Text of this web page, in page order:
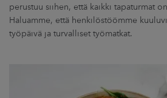
perustuu siihen, että kaikki tapaturmat
Haluamme, että henkilöstöömme
työpäivä ja turvalliset työmatkat.